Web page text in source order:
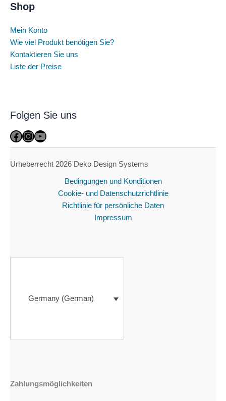
Shop
Mein Konto
Wie viel Produkt benötigen Sie?
Kontaktieren Sie uns
Liste der Preise
Folgen Sie uns
Facebook
Instagram
YouTube
Urheberrecht 2026 Deko Design Systems
Bedingungen und Konditionen
Cookie- und Datenschutzrichtlinie
Richtlinie für persönliche Daten
Impressum
Germany (German)
Zahlungsmöglichkeiten